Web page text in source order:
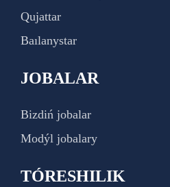
Qujattar
Baılanystar
JOBALAR
Bizdiń jobalar
Modýl jobalary
TÓRESHILIK